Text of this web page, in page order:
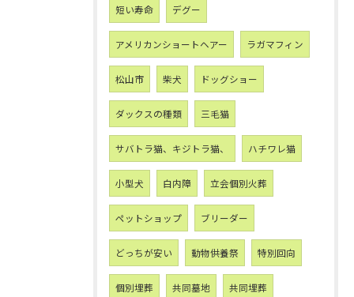
短い寿命 デグー
アメリカンショートヘアー ラガマフィン
松山市 柴犬 ドッグショー
ダックスの種類 三毛猫
サバトラ猫、キジトラ猫、 ハチワレ猫
小型犬 白内障 立会個別火葬
ペットショップ ブリーダー
どっちが安い 動物供養祭 特別回向
個別埋葬 共同墓地 共同埋葬